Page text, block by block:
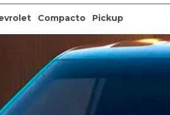
Compacto Pickup